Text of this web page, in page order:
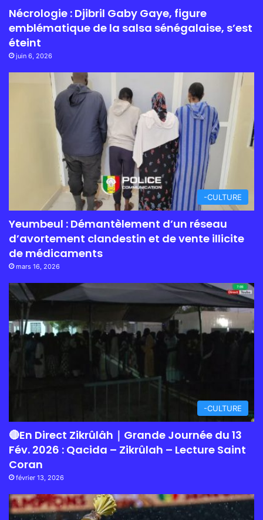
Nécrologie : Djibril Gaby Gaye, figure
emblématique de la salsa sénégalaise, s’est
éteint
juin 6, 2026
-CULTURE
Yeumbeul : Démantèlement d’un réseau
d’avortement clandestin et de vente illicite
de médicaments
mars 16, 2026
-CULTURE
🔴En Direct Zikrûlâh｜Grande Journée du 13
Fév. 2026 : Qacida – Zikrûlah – Lecture Saint
Coran
février 13, 2026